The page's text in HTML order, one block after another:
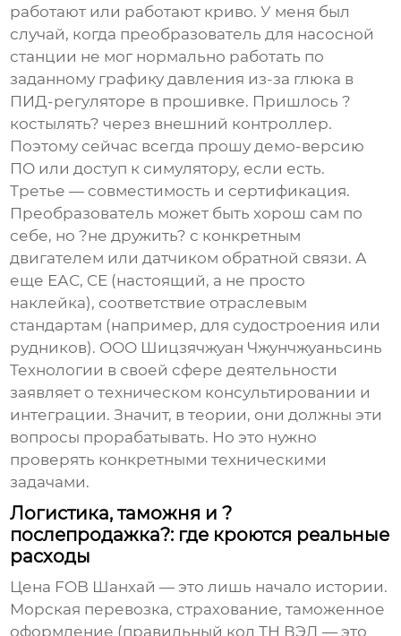
работают или работают криво. У меня был
случай, когда преобразователь для насосной
станции не мог нормально работать по
заданному графику давления из-за глюка в
ПИД-регуляторе в прошивке. Пришлось ?
костылять? через внешний контроллер.
Поэтому сейчас всегда прошу демо-версию
ПО или доступ к симулятору, если есть.
Третье — совместимость и сертификация.
Преобразователь может быть хорош сам по
себе, но ?не дружить? с конкретным
двигателем или датчиком обратной связи. А
еще ЕАС, CE (настоящий, а не просто
наклейка), соответствие отраслевым
стандартам (например, для судостроения или
рудников). ООО Шицзячжуан Чжунчжуаньсинь
Технологии в своей сфере деятельности
заявляет о техническом консультировании и
интеграции. Значит, в теории, они должны эти
вопросы прорабатывать. Но это нужно
проверять конкретными техническими
задачами.
Логистика, таможня и ?
послепродажка?: где кроются реальные
расходы
Цена FOB Шанхай — это лишь начало истории.
Морская перевозка, страхование, таможенное
оформление (правильный код ТН ВЭД — это